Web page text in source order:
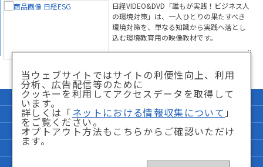
日経VIDEO&DVD「誰もが実践！ビジネス人
の環境対策」は、一人ひとりの果たすべき
環境対策を、単なる知識から実践へ落とし
込む環境教育用の映像教材です。
当ウェブサイトではサイトの利便性向上、利用
分析、広告配信等のために
クッキーを利用してアクセスデータを取得して
います。
詳しくは「 ネットにおける情報収集について 」
をご覧ください。
オプトアウト方法もこちらからご確認いただけ
ます。
企業情報
サイトマップ
個人情報保護方針
「特商法」に関して
サイト利用条件
ネットにおける情報収集について